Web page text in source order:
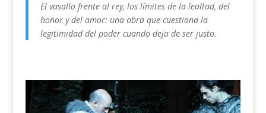
El vasallo frente al rey, los límites de la lealtad, del
honor y del amor: una obra que cuestiona la
legitimidad del poder cuando deja de ser justo.